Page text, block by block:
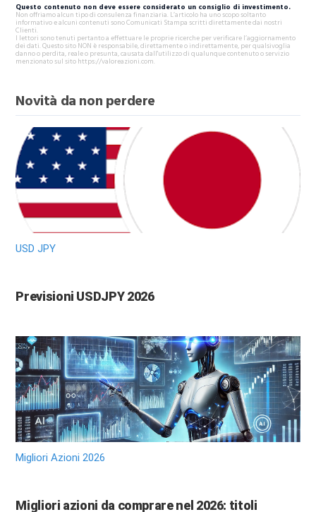
Questo contenuto non deve essere considerato un consiglio di investimento.
Non offriamo alcun tipo di consulenza finanziaria. L’articolo ha uno scopo soltanto
informativo e alcuni contenuti sono Comunicati Stampa scritti direttamente dai nostri
Clienti.
I lettori sono tenuti pertanto a effettuare le proprie ricerche per verificare l’aggiornamento
dei dati. Questo sito NON è responsabile, direttamente o indirettamente, per qualsivoglia
danno o perdita, reale o presunta, causata dall'utilizzo di qualunque contenuto o servizio
menzionato sul sito https://valoreazioni.com.
Novità da non perdere
USD JPY
Previsioni USDJPY 2026
Migliori Azioni 2026
Migliori azioni da comprare nel 2026: titoli